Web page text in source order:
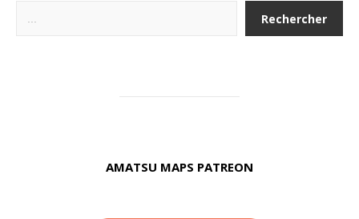
Rechercher
AMATSU MAPS PATREON